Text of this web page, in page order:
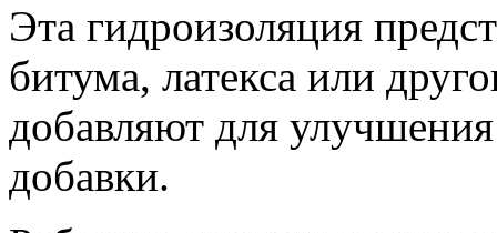
Эта гидроизоляция
битума, латекса или
добавляют для
добавки.